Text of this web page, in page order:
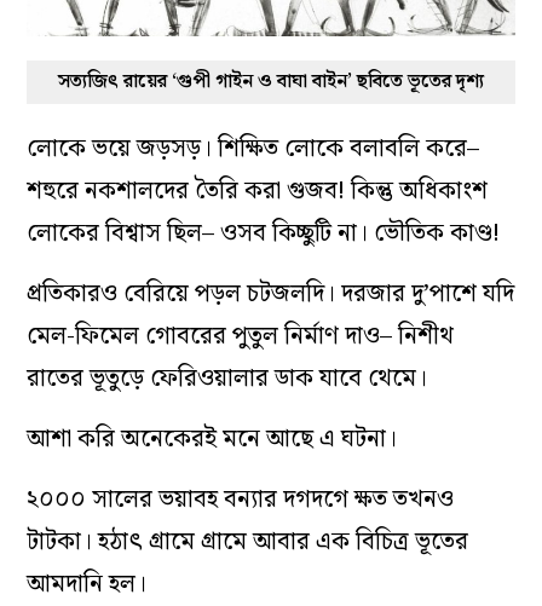
সত্যজিৎ রায়ের ‘গুপী গাইন ও বাঘা বাইন’ ছবিতে ভূতের দৃশ্য
লোকে ভয়ে জড়সড়। শিক্ষিত লোকে বলাবলি করে–
শহুরে নকশালদের তৈরি করা গুজব! কিন্তু অধিকাংশ
লোকের বিশ্বাস ছিল– ওসব কিচ্ছুটি না। ভৌতিক কাণ্ড!
প্রতিকারও বেরিয়ে পড়ল চটজলদি। দরজার দু’পাশে যদি
মেল-ফিমেল গোবরের পুতুল নির্মাণ দাও– নিশীথ
রাতের ভূতুড়ে ফেরিওয়ালার ডাক যাবে থেমে।
আশা করি অনেকেরই মনে আছে এ ঘটনা।
২০০০ সালের ভয়াবহ বন্যার দগদগে ক্ষত তখনও
টাটকা। হঠাৎ গ্রামে গ্রামে আবার এক বিচিত্র ভূতের
আমদানি হল।